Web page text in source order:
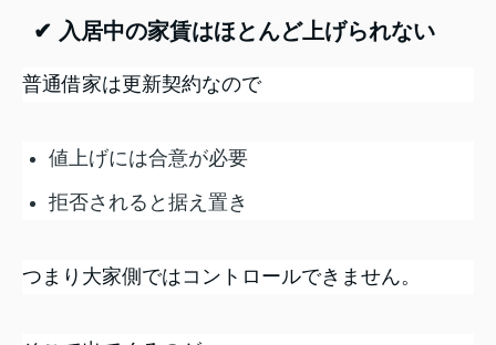
✔ 入居中の家賃はほとんど上げられない
普通借家は更新契約なので
値上げには合意が必要
拒否されると据え置き
つまり大家側ではコントロールできません。